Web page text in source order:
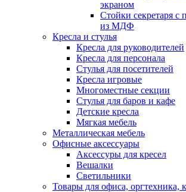
экраном
Стойки секретаря с
из МДФ
Кресла и стулья
Кресла для руководителей
Кресла для персонала
Стулья для посетителей
Кресла игровые
Многоместные секции
Стулья для баров и кафе
Детские кресла
Мягкая мебель
Металлическая мебель
Офисные аксессуары
Аксессуры для кресел
Вешалки
Светильники
Товары для офиса, оргтехника,